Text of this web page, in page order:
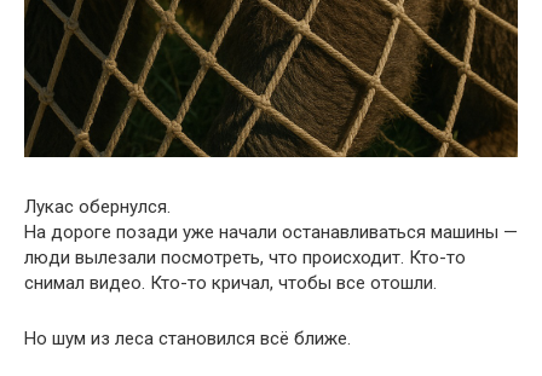
Лукаc обернулся.
На дороге позади уже начали останавливаться машины —
люди вылезали посмотреть, что происходит. Кто-то
снимал видео. Кто-то кричал, чтобы все отошли.
Но шум из леса становился всё ближе.